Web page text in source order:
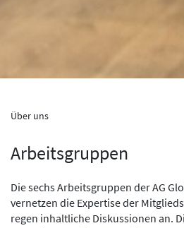
Über uns
Arbeitsgruppen
Die sechs Arbeitsgruppen der AG
vernetzen die Expertise der
regen inhaltliche Diskussionen an.